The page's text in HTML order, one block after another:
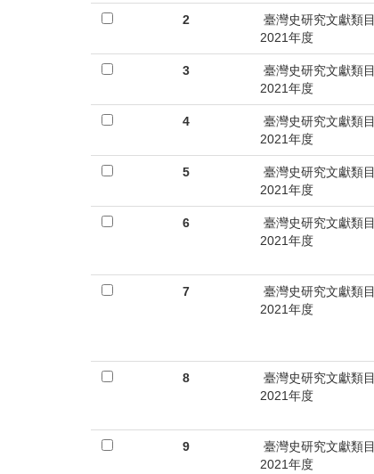
所-
首
2
臺灣史研究文獻類目
2021年度
3
臺灣史研究文獻類目
2021年度
4
臺灣史研究文獻類目
2021年度
5
臺灣史研究文獻類目
2021年度
6
臺灣史研究文獻類目
2021年度
7
臺灣史研究文獻類目
2021年度
8
臺灣史研究文獻類目
2021年度
9
臺灣史研究文獻類目
2021年度